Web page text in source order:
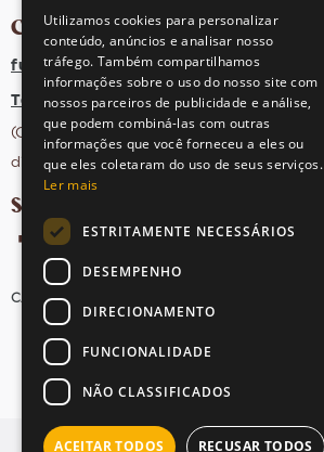
CONTACTOS
fula@sovena.pt
Tel: +351 21 412 93 36
(Chamada para rede fixa nacional;
dias úteis das 10h às 17h)
SIGA-NOS NAS REDES SOCIAIS
CANDIDATURAS
Utilizamos cookies para personalizar
conteúdo, anúncios e analisar nosso
tráfego. Também compartilhamos
informações sobre o uso do nosso site com
nossos parceiros de publicidade e análise,
que podem combiná-las com outras
informações que você forneceu a eles ou
que eles coletaram do uso de seus serviços.
Ler mais
ESTRITAMENTE NECESSÁRIOS
DESEMPENHO
DIRECIONAMENTO
FUNCIONALIDADE
NÃO CLASSIFICADOS
ACEITAR TODOS RECUSAR TODOS